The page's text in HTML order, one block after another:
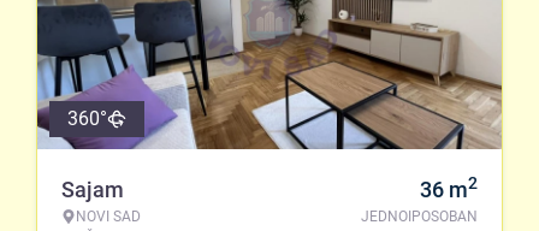
360°
Sajam
NOVI SAD
36 m2
JEDNOIPOSOBAN